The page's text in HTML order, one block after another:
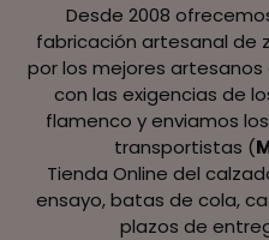
Desde 2008
fabricación artesanal de
por los mejores
con las exigencias de
flamenco y enviamos
transportistas (
Tienda Online del
ensayo, batas de cola,
plazos de